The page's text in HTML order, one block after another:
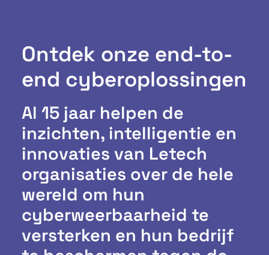
Ontdek onze end-to-
end cyberoplossingen
Al 15 jaar helpen de
inzichten, intelligentie en
innovaties van Letech
organisaties over de hele
wereld om hun
cyberweerbaarheid te
versterken en hun bedrijf